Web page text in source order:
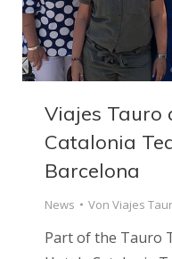
Viajes Tauro
Catalonia
Barcelona
News Von Viajes
Part of the Tauro